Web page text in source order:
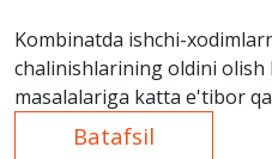
Kombinatda ishchi-
chalinishlarining oldini olish
masalalariga katta e'tibor
Batafsil